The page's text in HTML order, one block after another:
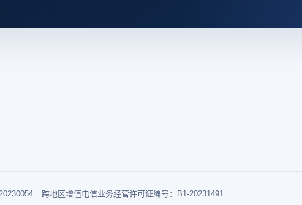
跨地区增值电信业务经营许可证编号：B1-20231491